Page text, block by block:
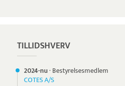
TILLIDSHVERV
2024-nu· Bestyrelsesmedlem
COTES A/S